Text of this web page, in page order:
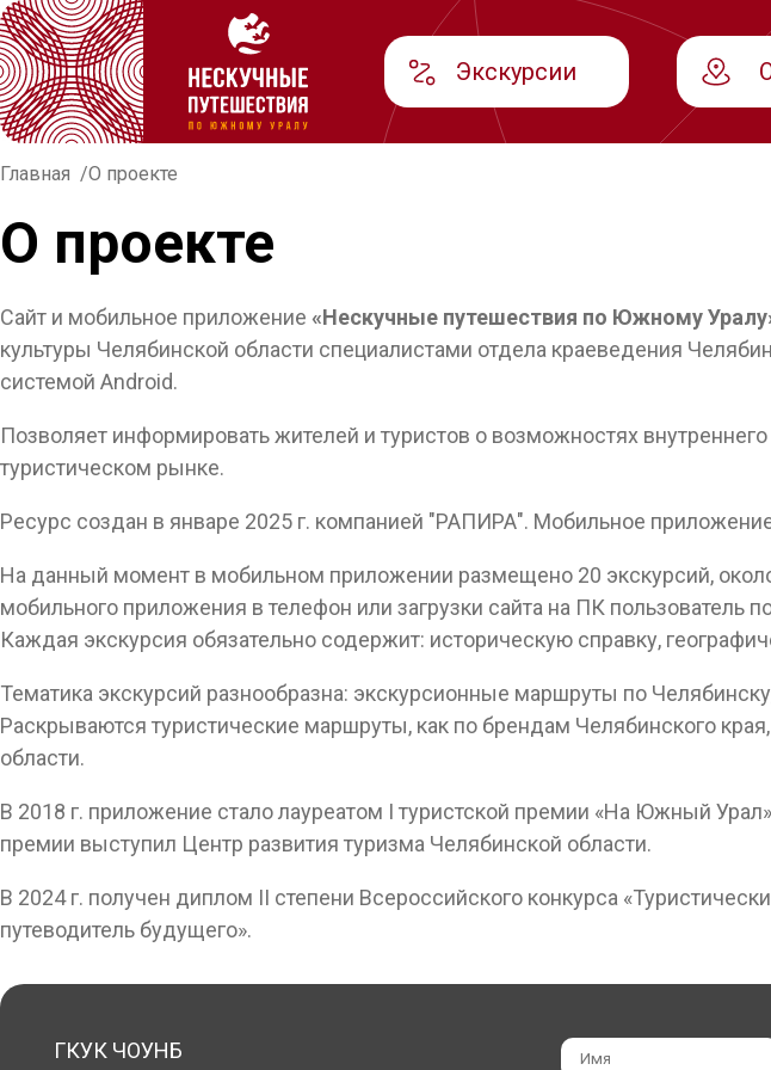
Экскурсии
Главная О проекте
О проекте
Сайт и мобильное приложение «Нескучные путешествия по Южному
культуры Челябинской области специалистами отдела краеведения
системой Android.
Позволяет информировать жителей и туристов о возможностях
туристическом рынке.
Ресурс создан в январе 2025 г. компанией "РАПИРА". Мобильное
На данный момент в мобильном приложении размещено 20 экскурсий,
мобильного приложения в телефон или загрузки сайта на ПК
Каждая экскурсия обязательно содержит: историческую справку,
Тематика экскурсий разнообразна: экскурсионные маршруты по
Раскрываются туристические маршруты, как по брендам Челябинского
области.
В 2018 г. приложение стало лауреатом I туристской премии «На Южный
премии выступил Центр развития туризма Челябинской области.
В 2024 г. получен диплом II степени Всероссийского конкурса
путеводитель будущего».
ГКУК ЧОУНБ